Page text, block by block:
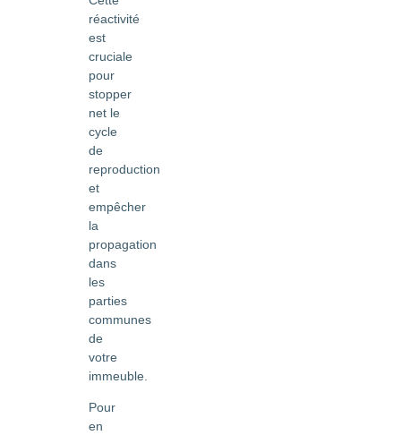
réactivité
est
cruciale
pour
stopper
net le
cycle
de
reproduction
et
empêcher
la
propagation
dans
les
parties
communes
de
votre
immeuble.
Pour
en